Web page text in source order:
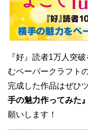
『好』読者1万人突
むペーパークラフト
完成した作品はぜひ
手の魅力作ってみた』
願いします！